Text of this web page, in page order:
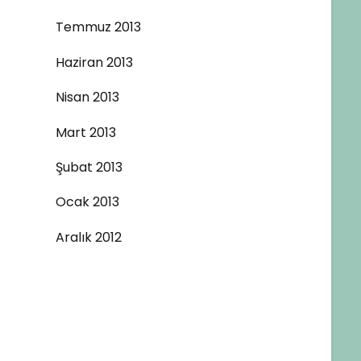
Temmuz 2013
Haziran 2013
Nisan 2013
Mart 2013
Şubat 2013
Ocak 2013
Aralık 2012